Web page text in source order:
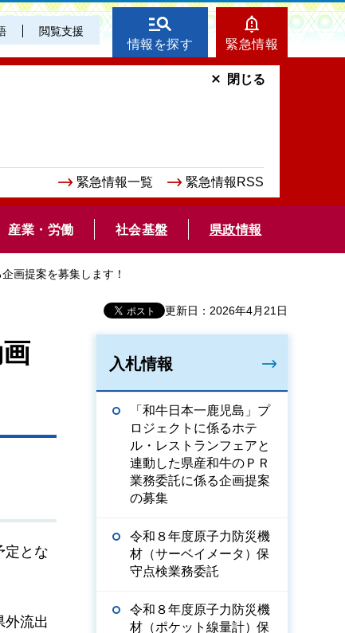
閲覧支援
情報を探す 緊急情報
緊急情報一覧 緊急情報RSS
閉じる
産業・労働 社会基盤 県政情報
画提案を募集します！
更新日：2026年4月21日
定とな
外流出
入札情報
「和牛日本一鹿児島」プ
ロジェクトに係るホテ
ル・レストランフェアと
連動した県産和牛のＰＲ
業務委託に係る企画提案
の募集
令和８年度原子力防災機
材（サーベイメータ）保
守点検業務委託
令和８年度原子力防災機
材（ポケット線量計）保